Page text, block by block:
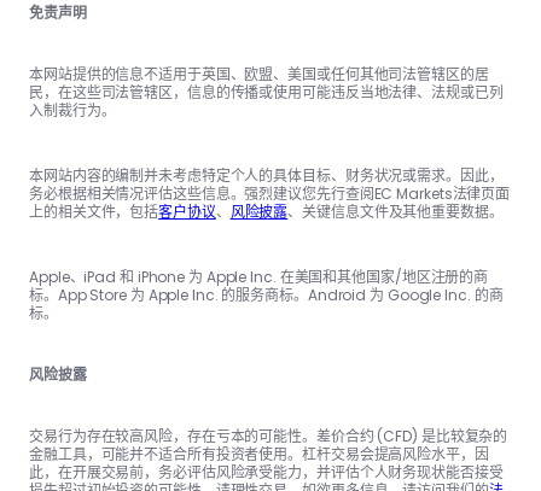
免责声明
本网站提供的信息不适用于英国、欧盟、美国或任何其他司法管辖区的居
民，在这些司法管辖区，信息的传播或使用可能违反当地法律、法规或已列
入制裁行为。
本网站内容的编制并未考虑特定个人的具体目标、财务状况或需求。因此，
务必根据相关情况评估这些信息。强烈建议您先行查阅EC Markets法律页面
上的相关文件，包括客户协议、 风险披露、关键信息文件及其他重要数据。
Apple、iPad 和 iPhone 为 Apple Inc. 在美国和其他国家/地区注册的商
标。App Store 为 Apple Inc. 的服务商标。Android 为 Google Inc. 的商
标。
风险披露
交易行为存在较高风险，存在亏本的可能性。差价合约 (CFD) 是比较复杂的
金融工具，可能并不适合所有投资者使用。杠杆交易会提高风险水平，因
此，在开展交易前，务必评估风险承受能力，并评估个人财务现状能否接受